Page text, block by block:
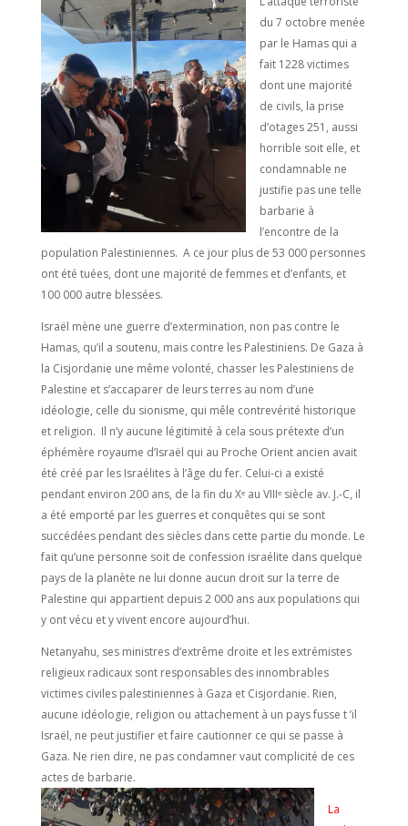
du 7 octobre menée
par le Hamas qui a
fait 1228 victimes
dont une majorité
de civils, la prise
d’otages 251, aussi
horrible soit elle, et
condamnable ne
justifie pas une telle
barbarie à
l’encontre de la
population Palestiniennes. A ce jour plus de 53 000 personnes
ont été tuées, dont une majorité de femmes et d’enfants, et
100 000 autre blessées.
Israël mène une guerre d’extermination, non pas contre le
Hamas, qu’il a soutenu, mais contre les Palestiniens. De Gaza à
la Cisjordanie une même volonté, chasser les Palestiniens de
Palestine et s’accaparer de leurs terres au nom d’une
idéologie, celle du sionisme, qui mêle contrevérité historique
et religion. Il n’y aucune légitimité à cela sous prétexte d’un
éphémère royaume d’Israël qui au Proche Orient ancien avait
été créé par les Israélites à l’âge du fer. Celui-ci a existé
pendant environ 200 ans, de la fin du Xᵉ au VIIIᵉ siècle av. J.-C, il
a été emporté par les guerres et conquêtes qui se sont
succédées pendant des siècles dans cette partie du monde. Le
fait qu’une personne soit de confession israélite dans quelque
pays de la planète ne lui donne aucun droit sur la terre de
Palestine qui appartient depuis 2 000 ans aux populations qui
y ont vécu et y vivent encore aujourd’hui.
Netanyahu, ses ministres d’extrême droite et les extrémistes
religieux radicaux sont responsables des innombrables
victimes civiles palestiniennes à Gaza et Cisjordanie. Rien,
aucune idéologie, religion ou attachement à un pays fusse t ’il
Israël, ne peut justifier et faire cautionner ce qui se passe à
Gaza. Ne rien dire, ne pas condamner vaut complicité de ces
actes de barbarie.
La